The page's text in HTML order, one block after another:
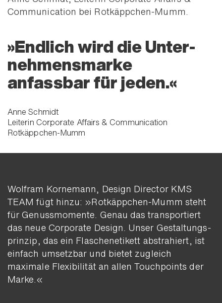
Endlich wird die Unter­
nehmens­marke
anfassbar für jeden.
Anne Schmidt
Leiterin Corporate Affairs & Communication
Rotkäppchen-Mumm
Commu­nication bei Rotkäppchen-Mumm.
Wolfram Kornemann, Design Director KMS
TEAM fügt hinzu: »Rotkäppchen-Mumm steht
für Genuss­momente. Genau das trans­portiert
das neue Corporate Design. Unser Ge­staltungs­
prinzip, das ein Flaschen­etikett abstra­hiert, ist
einfach umsetzbar und bietet zugleich
maximale Flexi­bilität an allen Touch­points der
Marke.«